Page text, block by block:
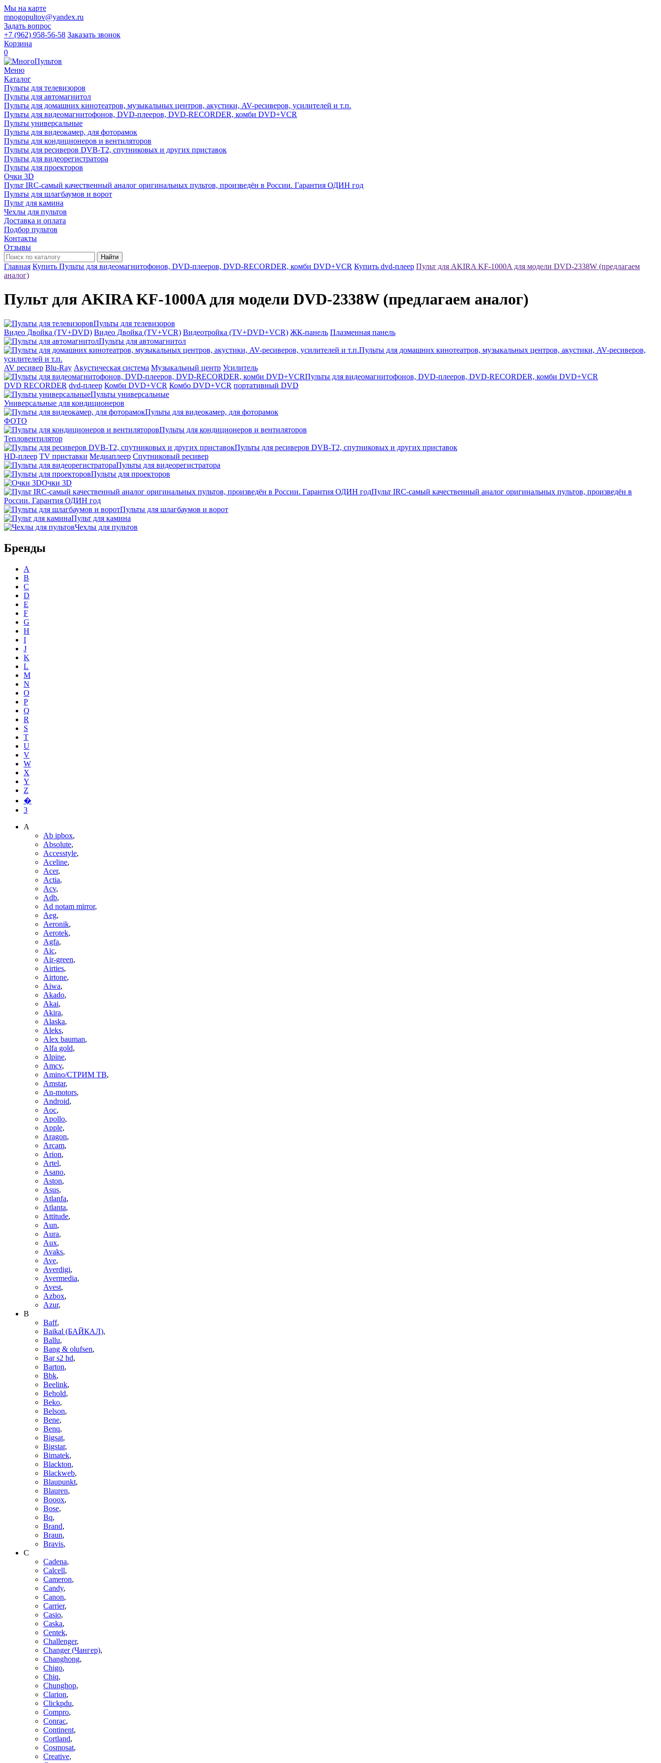
Мы на карте
mnogopultov@yandex.ru
Задать вопрос
+7 (962) 958-56-58 Заказать звонок
Корзина
0
Меню
Каталог
Пульты для телевизоров
Пульты для автомагнитол
Пульты для домашних кинотеатров, музыкальных центров, акустики, AV-ресиверов, усилителей и т.п.
Пульты для видеомагнитофонов, DVD-плееров, DVD-RECORDER, комби DVD+VCR
Пульты универсальные
Пульты для видеокамер, для фоторамок
Пульты для кондиционеров и вентиляторов
Пульты для ресиверов DVB-T2, спутниковых и других приставок
Пульты для видеорегистратора
Пульты для проекторов
Очки 3D
Пульт IRC-самый качественный аналог оригинальных пультов, произведён в России. Гарантия ОДИН год
Пульты для шлагбаумов и ворот
Пульт для камина
Чехлы для пультов
Доставка и оплата
Подбор пультов
Контакты
Отзывы
Найти
Главная Купить Пульты для видеомагнитофонов, DVD-плееров, DVD-RECORDER, комби DVD+VCR Купить dvd-плеер Пульт для AKIRA KF-1000A для модели DVD-2338W (предлагаем
аналог)
Пульт для AKIRA KF-1000A для модели DVD-2338W (предлагаем аналог)
Пульты для телевизоров
Видео Двойка (TV+DVD) Видео Двойка (TV+VCR) Видеотройка (TV+DVD+VCR) ЖК-панель Плазменная панель
Пульты для автомагнитол
Пульты для домашних кинотеатров, музыкальных центров, акустики, AV-ресиверов,
усилителей и т.п.
AV ресивер Blu-Ray Акустическая система Музыкальный центр Усилитель
Пульты для видеомагнитофонов, DVD-плееров, DVD-RECORDER, комби DVD+VCR
DVD RECORDER dvd-плеер Комби DVD+VCR Комбо DVD+VCR портативный DVD
Пульты универсальные
Универсальные для кондиционеров
Пульты для видеокамер, для фоторамок
ФОТО
Пульты для кондиционеров и вентиляторов
Тепловентилятор
Пульты для ресиверов DVB-T2, спутниковых и других приставок
HD-плеер TV приставки Медиаплеер Спутниковый ресивер
Пульты для видеорегистратора
Пульты для проекторов
Очки 3D
Пульт IRC-самый качественный аналог оригинальных пультов, произведён в
России. Гарантия ОДИН год
Пульты для шлагбаумов и ворот
Пульт для камина
Чехлы для пультов
Бренды
A
B
C
D
E
F
G
H
I
J
K
L
M
N
O
P
Q
R
S
T
U
V
W
X
Y
Z
�
3
A
Ab ipbox,
Absolute,
Accesstyle,
Aceline,
Acer,
Actia,
Acv,
Adb,
Ad notam mirror,
Aeg,
Aeronik,
Aerotek,
Agfa,
Aic,
Air-green,
Airties,
Airtone,
Aiwa,
Akado,
Akai,
Akira,
Alaska,
Aleks,
Alex bauman,
Alfa gold,
Alpine,
Amcv,
Amino/СТРИМ ТВ,
Amstar,
An-motors,
Android,
Aoc,
Apollo,
Apple,
Aragon,
Arcam,
Arion,
Artel,
Asano,
Aston,
Asus,
Atlanfa,
Atlanta,
Attitude,
Aun,
Aura,
Aux,
Avaks,
Ave,
Averdigi,
Avermedia,
Avest,
Azbox,
Azur,
B
Baff,
Baikal (БАЙКАЛ),
Ballu,
Bang & olufsen,
Bar s2 hd,
Barton,
Bbk,
Beelink,
Behold,
Beko,
Belson,
Bene,
Benq,
Bigsat,
Bigstar,
Bimatek,
Blackton,
Blackweb,
Blaupunkt,
Blauren,
Booox,
Bose,
Bq,
Brand,
Braun,
Bravis,
C
Cadena,
Calcell,
Cameron,
Candy,
Canon,
Carrier,
Casio,
Caska,
Centek,
Challenger,
Changer (Чангер),
Changhong,
Chigo,
Chiq,
Chunghop,
Clarion,
Clickpdu,
Compro,
Conrac,
Continent,
Cortland,
Cosmosat,
Creative,